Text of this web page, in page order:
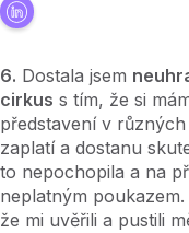
6. Dostala jsem
cirkus s tím, že si
představení v
zaplatí a dostanu
to nepochopila a na
neplatným
že mi uvěřili a pustili